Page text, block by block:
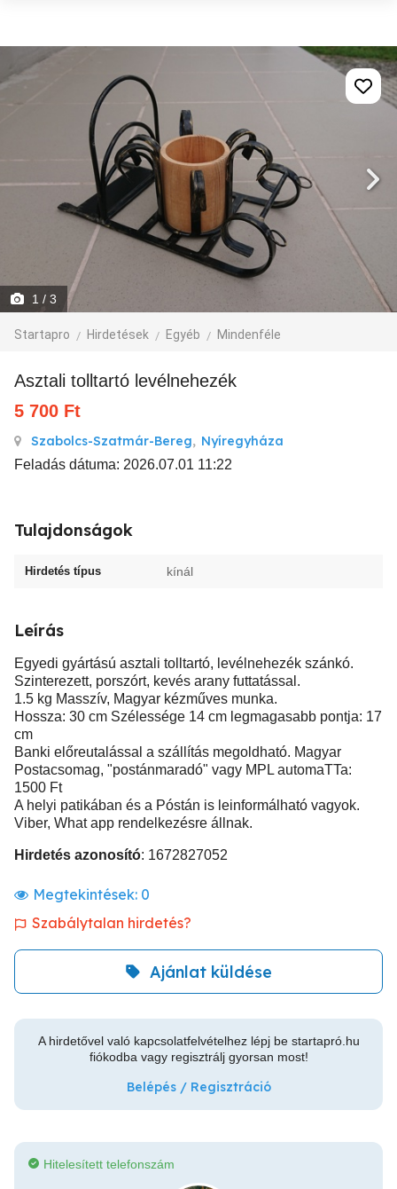
1 / 3
Startapro Hirdetések Egyéb Mindenféle
Asztali tolltartó levélnehezék
5 700 Ft
Szabolcs-Szatmár-Bereg, Nyíregyháza
Feladás dátuma: 2026.07.01 11:22
Tulajdonságok
Hirdetés típus kínál
Leírás
Egyedi gyártású asztali tolltartó, levélnehezék szánkó.
Szinterezett, porszórt, kevés arany futtatással.
1.5 kg Masszív, Magyar kézműves munka.
Hossza: 30 cm Szélessége 14 cm legmagasabb pontja: 17
cm
Banki előreutalással a szállítás megoldható. Magyar
Postacsomag, "postánmaradó" vagy MPL automaTTa:
1500 Ft
A helyi patikában és a Póstán is leinformálható vagyok.
Viber, What app rendelkezésre állnak.
Hirdetés azonosító: 1672827052
Megtekintések: 0
Szabálytalan hirdetés?
Ajánlat küldése
A hirdetővel való kapcsolatfelvételhez lépj be startapró.hu
fiókodba vagy regisztrálj gyorsan most!
Belépés / Regisztráció
Hitelesített telefonszám